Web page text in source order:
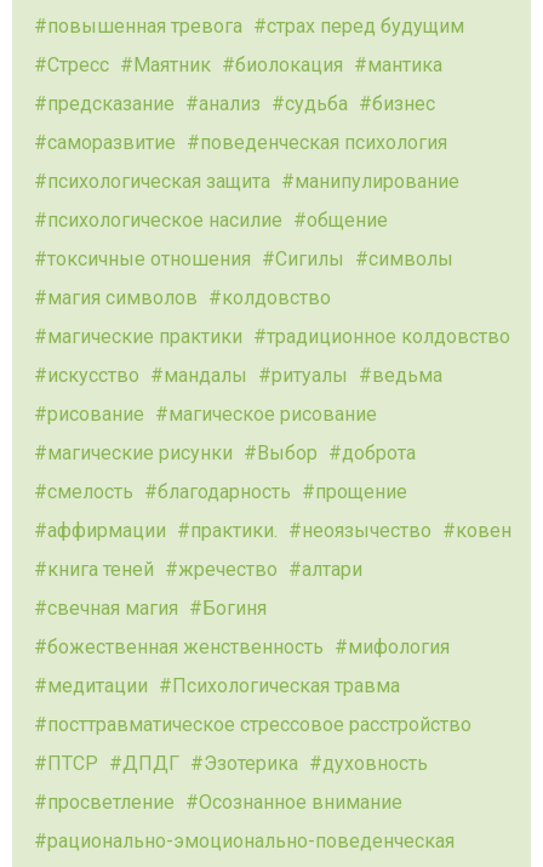
повышенная тревога
страх перед будущим
Стресс
Маятник биолокация
мантика
предсказание
анализ судьба
бизнес
саморазвитие
поведенческая психология
психологическая защита
манипулирование
психологическое насилие
общение
токсичные отношения
Сигилы
символы
магия символов
колдовство
магические практики
традиционное колдовство
искусство
мандалы ритуалы
ведьма
рисование
магическое рисование
магические рисунки
Выбор
доброта
смелость
благодарность
прощение
аффирмации
практики. неоязычество
ковен
книга теней
жречество
алтари
свечная магия
Богиня
божественная женственность
мифология
медитации
Психологическая травма
посттравматическое стрессовое расстройство
ПТСР
ДПДГ Эзотерика
духовность
просветление
Осознанное внимание
рационально-эмоционально-поведенческая